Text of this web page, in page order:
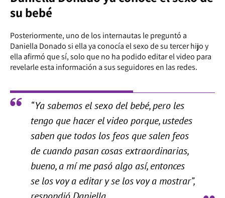
su bebé
Posteriormente, uno de los internautas le preguntó a
Daniella Donado si ella ya conocía el sexo de su tercer hijo y
ella afirmó que sí, solo que no ha podido editar el video para
revelarle esta información a sus seguidores en las redes.
“Ya sabemos el sexo del bebé, pero les
tengo que hacer el video porque, ustedes
saben que todos los feos que salen feos
de cuando pasan cosas extraordinarias,
bueno, a mí me pasó algo así, entonces
se los voy a editar y se los voy a mostrar”,